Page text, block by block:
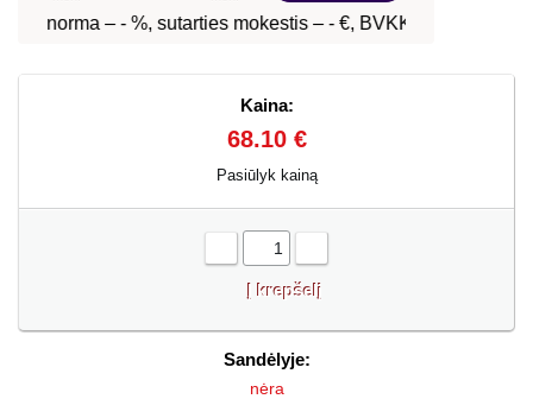
Kaina:
68.10 €
Pasiūlyk kainą
Sandėlyje:
nėra